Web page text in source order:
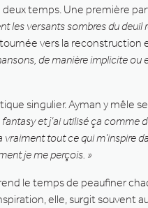
temps. Une première
les versants sombres du deuil
vers la reconstruction
de manière implicite ou
singulier. Ayman y mêle
et j’ai utilisé ça comme
vraiment tout ce qui m’inspire
je me perçois. »
le temps de peaufiner
elle, surgit souvent